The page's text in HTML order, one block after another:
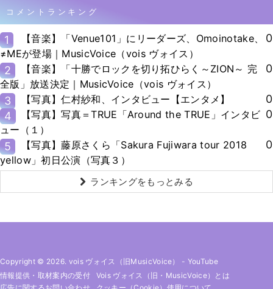
コメントランキング
1
【音楽】「Venue101」にリーダーズ、Omoinotake、
≠MEが登場｜MusicVoice（vois ヴォイス）
0
2
【音楽】「十勝でロックを切り拓ひらく～ZION～ 完
全版」放送決定｜MusicVoice（vois ヴォイス）
0
3 【写真】仁村紗和、インタビュー【エンタメ】
0
4
【写真】写真＝TRUE「Around the TRUE」インタビ
ュー（１）
0
5
【写真】藤原さくら「Sakura Fujiwara tour 2018
yellow」初日公演（写真３）
0
ランキングをもっとみる
Copyright © 2026. vois ヴォイス（旧MusicVoice） - YouTube
情報提供・取材案内の受付
Vois ヴォイス（旧・MusicVoice）とは